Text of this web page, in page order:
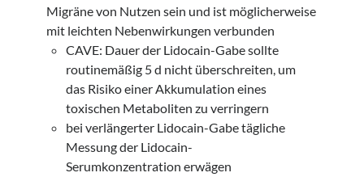
Migräne von Nutzen sein und ist möglicherweise
mit leichten Nebenwirkungen verbunden
CAVE: Dauer der Lidocain-Gabe sollte
routinemäßig 5 d nicht überschreiten, um
das Risiko einer Akkumulation eines
toxischen Metaboliten zu verringern
bei verlängerter Lidocain-Gabe tägliche
Messung der Lidocain-
Serumkonzentration erwägen